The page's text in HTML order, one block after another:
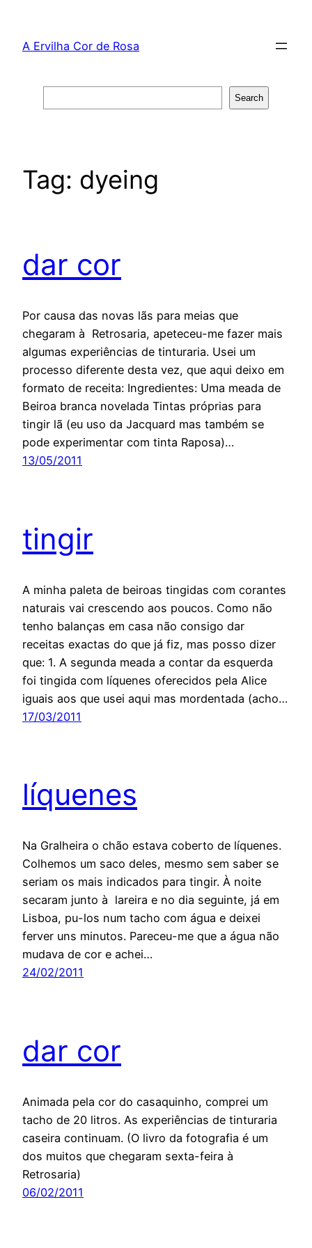
content
A Ervilha Cor de Rosa
Search
Tag: dyeing
dar cor
Por causa das novas lãs para meias que
chegaram à Retrosaria, apeteceu-me fazer mais
algumas experiências de tinturaria. Usei um
processo diferente desta vez, que aqui deixo em
formato de receita: Ingredientes: Uma meada de
Beiroa branca novelada Tintas próprias para
tingir lã (eu uso da Jacquard mas também se
pode experimentar com tinta Raposa)…
13/05/2011
tingir
A minha paleta de beiroas tingidas com corantes
naturais vai crescendo aos poucos. Como não
tenho balanças em casa não consigo dar
receitas exactas do que já fiz, mas posso dizer
que: 1. A segunda meada a contar da esquerda
foi tingida com líquenes oferecidos pela Alice
iguais aos que usei aqui mas mordentada (acho…
17/03/2011
líquenes
Na Gralheira o chão estava coberto de líquenes.
Colhemos um saco deles, mesmo sem saber se
seriam os mais indicados para tingir. À noite
secaram junto à lareira e no dia seguinte, já em
Lisboa, pu-los num tacho com água e deixei
ferver uns minutos. Pareceu-me que a água não
mudava de cor e achei…
24/02/2011
dar cor
Animada pela cor do casaquinho, comprei um
tacho de 20 litros. As experiências de tinturaria
caseira continuam. (O livro da fotografia é um
dos muitos que chegaram sexta-feira à
Retrosaria)
06/02/2011